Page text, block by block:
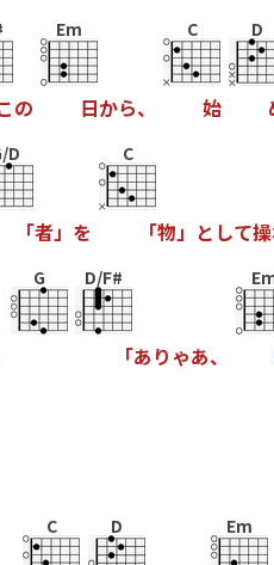
の
Em
日から、
C
始
D
D
「者」 を
C
「物」 と して操
G D/F#
「あ り ゃあ、
C D Em